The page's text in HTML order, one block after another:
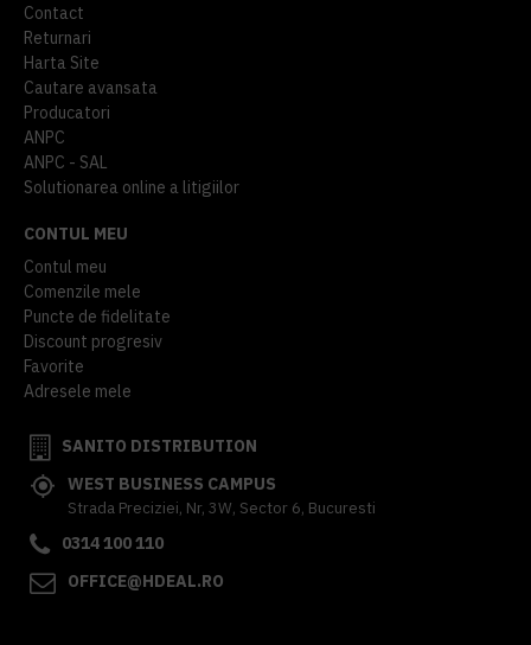
Contact
Returnari
Harta Site
Cautare avansata
Producatori
ANPC
ANPC - SAL
Solutionarea online a litigiilor
CONTUL MEU
Contul meu
Comenzile mele
Puncte de fidelitate
Discount progresiv
Favorite
Adresele mele
SANITO DISTRIBUTION
WEST BUSINESS CAMPUS
Strada Preciziei, Nr, 3W, Sector 6, Bucuresti
0314 100 110
OFFICE@HDEAL.RO